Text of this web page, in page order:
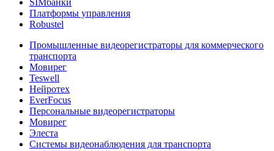
SIMбанки
Платформы управления
Robustel
Промышленные видеорегистраторы для коммерческого
транспорта
Мовирег
Teswell
Нейротех
EverFocus
Персональные видеорегистраторы
Мовирег
Элеста
Системы видеонаблюдения для транспорта